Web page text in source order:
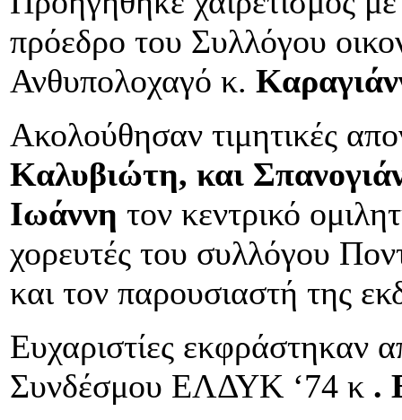
πρόεδρο του Συλλόγου
Ανθυπολοχαγό κ.
Ακολούθησαν τιμητικές
Καλυβιώτη, και
Ιωάννη τον κεντρικό
χορευτές του συλλόγου
και τον παρουσιαστή της
Ευχαριστίες εκφράστηκαν
Συνδέσμου ΕΛΔΥΚ ‘74 κ .